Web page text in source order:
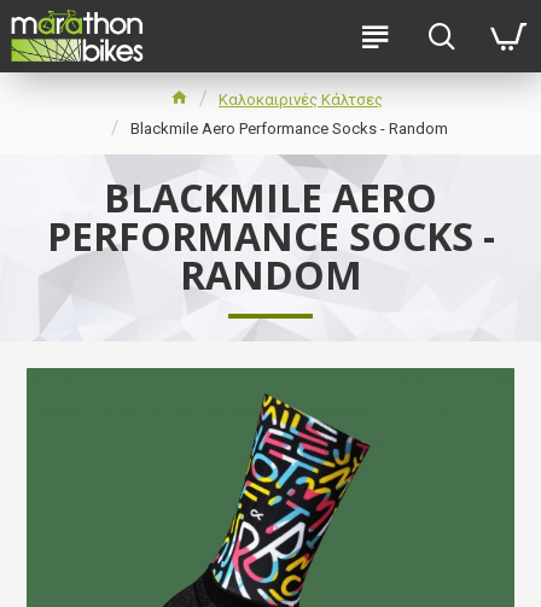
Καλοκαιρινές Κάλτσες
Blackmile Aero Performance Socks - Random
BLACKMILE AERO
PERFORMANCE SOCKS -
RANDOM